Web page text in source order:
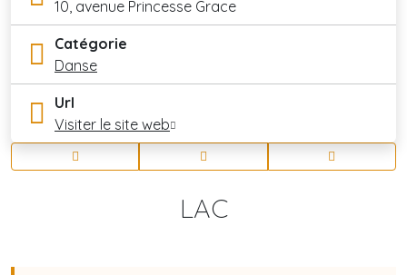
10, avenue Princesse Grace
Catégorie
Danse
Url
Visiter le site web
LAC